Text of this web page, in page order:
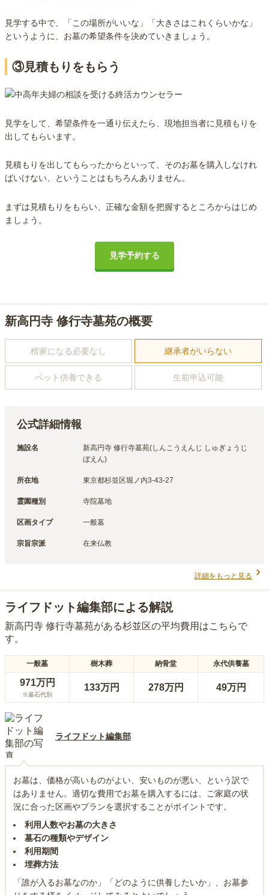
見学する中で、「この場所がいいな」「大きさはこれくらいかな」
というように、お墓の希望条件を決めていきましょう。
③見積もりをもらう
見学をして、希望条件を一通り伝えたら、現地担当者に見積もりを
出してもらいます。
見積もりを出してもらったからといって、そのお墓を購入しなけれ
ばいけない、ということはもちろんありません。
まずは見積もりをもらい、正確な金額を把握するところからはじめ
ましょう。
見学予約する
新高円寺 修行寺墓苑の概要
檀家になる必要なし 継承者がいらない
ペット供養できる 生前申込可能
公式詳細情報
施設名
新高円寺 修行寺墓苑(しんこうえんじ しゅぎょうじ
ぼえん)
所在地 東京都杉並区堀ノ内3-43-27
霊園種別 寺院墓地
区画タイプ 一般墓
宗旨宗派 在来仏教
詳細をもっと見る
ライフドット編集部による解説
新高円寺 修行寺墓苑がある杉並区の平均費用はこちらで
す。
一般墓 樹木葬 納骨堂 永代供養墓
971万円
※墓石代別
133万円 278万円 49万円
ライフドット編集部
お墓は、価格が高いものがよい、安いものが悪い、という訳で
はありません。適切な費用でお墓を購入するには、ご家庭の状
況に合った区画やプランを選択することがポイントです。
利用人数やお墓の大きさ
墓石の種類やデザイン
利用期間
埋葬方法
「誰が入るお墓なのか」「どのように供養したいか」、お墓参